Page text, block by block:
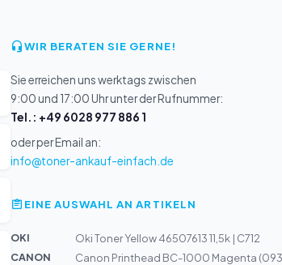
WIR BERATEN SIE GERNE!
Sie erreichen uns werktags zwischen
9:00 und 17:00 Uhr unter der Rufnummer:
Tel.: +49 6028 977 886 1
oder per Email an:
info@toner-ankauf-einfach.de
EINE AUSWAHL AN ARTIKELN
OKI
Oki Toner Yellow 46507613 11,5k | C712
CANON
Canon Printhead BC-1000 Magenta